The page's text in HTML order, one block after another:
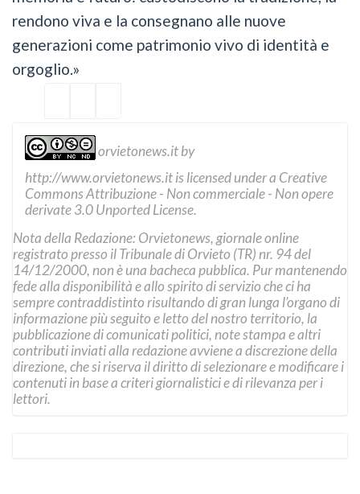
rendono viva e la consegnano alle nuove
generazioni come patrimonio vivo di identità e
orgoglio.»
orvietonews.itby
http://www.orvietonews.itis licensed under a Creative
Commons Attribuzione - Non commerciale - Non opere
derivate 3.0 Unported License.
Nota della Redazione: Orvietonews, giornale online
registrato presso il Tribunale di Orvieto (TR) nr. 94 del
14/12/2000, non è una bacheca pubblica. Pur mantenendo
fede alla disponibilità e allo spirito di servizio che ci ha
sempre contraddistinto risultando di gran lunga l’organo di
informazione più seguito e letto del nostro territorio, la
pubblicazione di comunicati politici, note stampa e altri
contributi inviati alla redazione avviene a discrezione della
direzione, che si riserva il diritto di selezionare e modificare i
contenuti in base a criteri giornalistici e di rilevanza per i
lettori.